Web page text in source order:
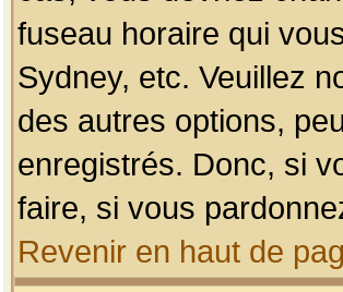
fuseau horaire qui
Sydney, etc. Veuillez
des autres options,
enregistrés. Donc, si
faire, si vous
Revenir en haut de